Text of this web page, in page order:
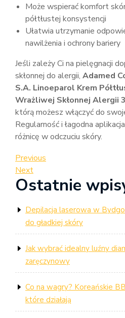
Może wspierać komfort
półtłustej konsystencji
Ułatwia utrzymanie
nawilżenia i ochrony bariery
Jeśli zależy Ci na pielęgnacji
skłonnej do alergii, Adamed
S.A. Linoeparol Krem
Wrażliwej Skłonnej Alergii
którą możesz włączyć do
Regularność i łagodna
różnicę w odczuciu skóry.
Nawigacja
wpisu
Previous
Post
Previous
Next
Post
Next
Ostatnie
Depilacja laserowa w
do gładkiej skóry
Jak wybrać idealny luźny
zaręczynowy
Co na wagry? Koreańskie
które działają